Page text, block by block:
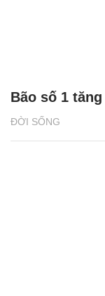
ĐỜI SỐNG
Bão số 1